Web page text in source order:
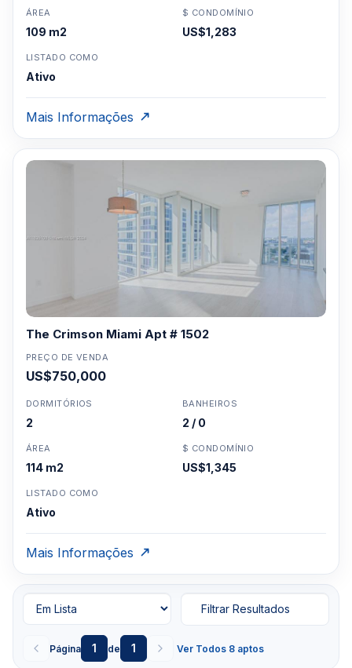
ÁREA
109 m2
$ CONDOMÍNIO
US$1,283
LISTADO COMO
Ativo
Mais Informações
The Crimson Miami Apt # 1502
PREÇO DE VENDA
US$750,000
DORMITÓRIOS
2
BANHEIROS
2 / 0
ÁREA
114 m2
$ CONDOMÍNIO
US$1,345
LISTADO COMO
Ativo
Mais Informações
Página 1 de 1 Ver Todos 8 aptos
Filtrar Resultados